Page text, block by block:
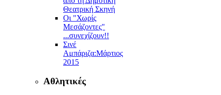
Θεατρική Σκηνή
Οι "Χωρίς
Μεσάζοντες"
...συνεχίζουν!!
Σινέ
Αμπάριζα:Mάρτιος
2015
Αθλητικές